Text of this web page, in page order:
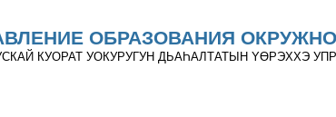
ОБРАЗОВАНИЯ
КУОРАТ УОКУРУГУН ДЬАҺАЛТАТЫН YӨРЭХХЭ